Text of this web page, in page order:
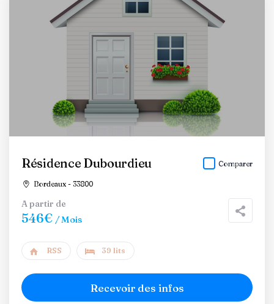
Résidence Dubourdieu
Bordeaux - 33800
Comparer
A partir de
546€ / Mois
RSS 39 lits
Recevoir des infos